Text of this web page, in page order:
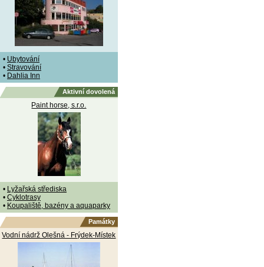
• Ubytování
• Stravování
• Dahlia Inn
Aktivní dovolená
Paint horse, s.r.o.
• Lyžařská střediska
• Cyklotrasy
• Koupaliště, bazény a aquaparky
Památky
Vodní nádrž Olešná - Frýdek-Místek